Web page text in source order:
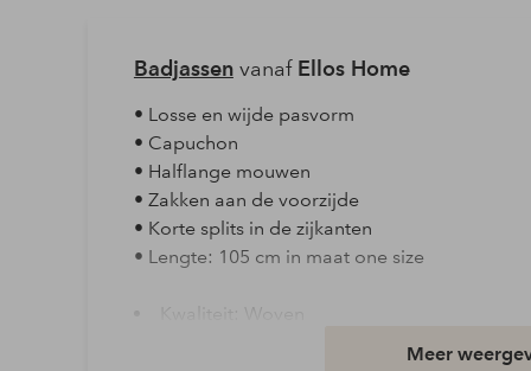
Badjassenvanaf Ellos Home
• Losse en wijde pasvorm
• Capuchon
• Halflange mouwen
• Zakken aan de voorzijde
• Korte splits in de zijkanten
• Lengte: 105 cm in maat one size
Kwaliteit: Woven
Meer